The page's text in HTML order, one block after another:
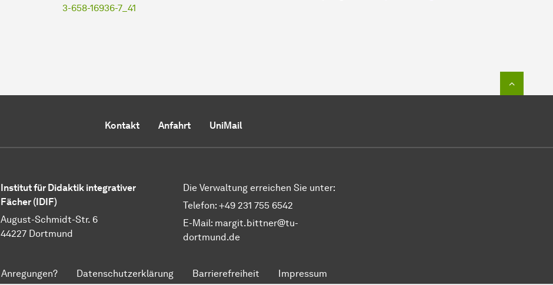
3-658-16936-7_41
Kontakt Anfahrt UniMail
Institut für Didaktik integrativer
Fächer (IDIF)
August-Schmidt-Str. 6
44227 Dortmund
Die Verwaltung erreichen Sie unter:
Telefon: +49 231 755 6542
E-Mail: margit.bittner@tu-
dortmund.de
Anregungen? Datenschutzerklärung Barrierefreiheit Impressum